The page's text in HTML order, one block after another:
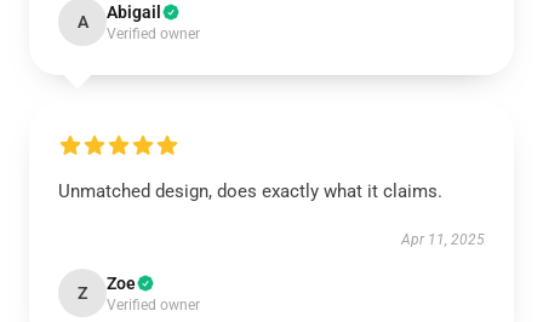
A Abigail
Verified owner
Unmatched design, does exactly what it claims.
Apr 11, 2025
Z Zoe
Verified owner